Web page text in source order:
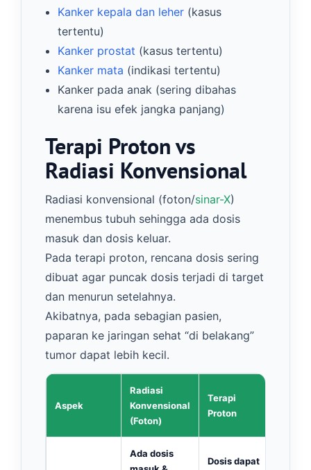
Kanker kepala dan leher (kasus
tertentu)
Kanker prostat (kasus tertentu)
Kanker mata (indikasi tertentu)
Kanker pada anak (sering dibahas
karena isu efek jangka panjang)
Terapi Proton vs
Radiasi Konvensional
Radiasi konvensional (foton/sinar-X)
menembus tubuh sehingga ada dosis
masuk dan dosis keluar.
Pada terapi proton, rencana dosis sering
dibuat agar puncak dosis terjadi di target
dan menurun setelahnya.
Akibatnya, pada sebagian pasien,
paparan ke jaringan sehat “di belakang”
tumor dapat lebih kecil.
Aspek
Radiasi
Konvensional
(Foton)
Terapi
Proton
Ada dosis
Dosis dapat